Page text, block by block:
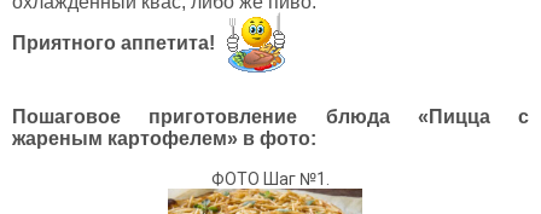
Приятного аппетита!
Пошаговое приготовление блюда «Пицца с
жареным картофелем» в фото:
ФОТО Шаг №1.